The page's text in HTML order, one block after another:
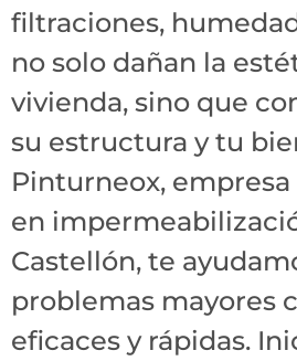
filtraciones,
no solo dañan la
vivienda, sino que
su estructura y tu
Pinturneox,
en
Castellón, te
problemas mayores
eficaces y rápidas.